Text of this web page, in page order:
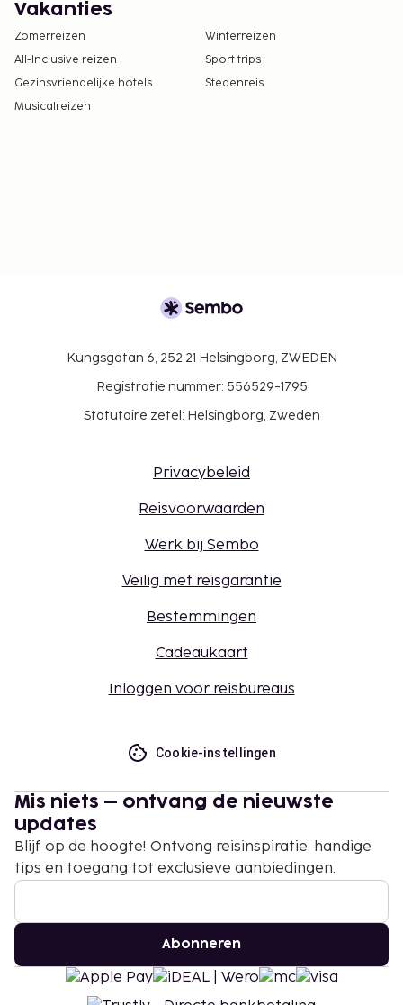
Vakanties
Zomerreizen
Winterreizen
All-Inclusive reizen
Sport trips
Gezinsvriendelijke hotels
Stedenreis
Musicalreizen
Kungsgatan 6, 252 21 Helsingborg, ZWEDEN
Registratie nummer: 556529-1795
Statutaire zetel: Helsingborg, Zweden
Privacybeleid
Reisvoorwaarden
Werk bij Sembo
Veilig met reisgarantie
Bestemmingen
Cadeaukaart
Inloggen voor reisbureaus
Cookie-instellingen
Mis niets – ontvang de nieuwste
updates
Blijf op de hoogte! Ontvang reisinspiratie, handige
tips en toegang tot exclusieve aanbiedingen.
Abonneren